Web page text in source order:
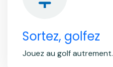
Sortez, golfez
Jouez au golf autrement.